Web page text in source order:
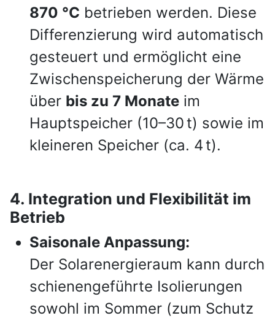
870 °C betrieben werden. Diese
Differenzierung wird automatisch
gesteuert und ermöglicht eine
Zwischenspeicherung der Wärme
über bis zu 7 Monate im
Hauptspeicher (10–30 t) sowie im
kleineren Speicher (ca. 4 t).
4. Integration und Flexibilität im
Betrieb
Saisonale Anpassung:
Der Solarenergieraum kann durch
schienengeführte Isolierungen
sowohl im Sommer (zum Schutz